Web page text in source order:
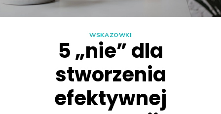
WSKAZOWKI
5 „nie” dla
stworzenia
efektywnej